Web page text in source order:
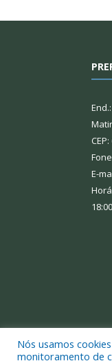
E-
18:00
Nós usamos
monitoramento de